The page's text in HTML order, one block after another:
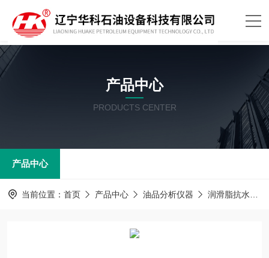
产品中心
PRODUCTS CENTER
产品中心
当前位置： 首页 产品中心 油品分析仪器 润滑脂抗水淋性能测定器